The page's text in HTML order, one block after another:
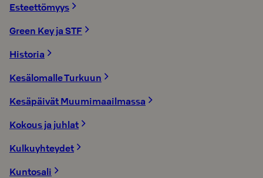
Esteettömyys
Green Key ja STF
Historia
Kesälomalle Turkuun
Kesäpäivät Muumimaailmassa
Kokous ja juhlat
Kulkuyhteydet
Kuntosali